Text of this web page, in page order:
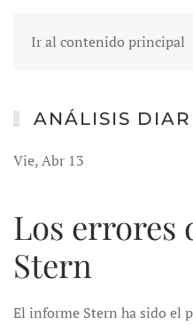
Ir al contenido principal
ANÁLISIS
Vie, Abr 13
Los errores
Stern
El informe Stern ha sido el